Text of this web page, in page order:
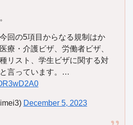
回の5項目からなる規制はか
療・介護ビザ、労働者ビザ、
リスト、学生ビザに関する対
言っています。…
December 5, 2023